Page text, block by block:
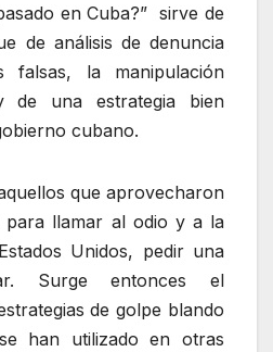
en Cuba?” sirve de
de análisis de denuncia
falsas, la manipulación
de una estrategia bien
cubano.
que aprovecharon
para llamar al odio y a la
Unidos, pedir una
Surge entonces el
de golpe blando
han utilizado en otras